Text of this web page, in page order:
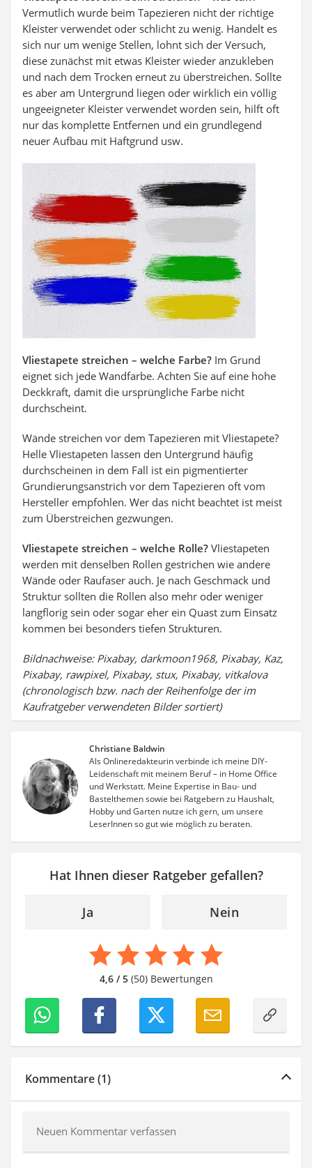
Vermutlich wurde beim Tapezieren nicht der richtige
Kleister verwendet oder schlicht zu wenig. Handelt es
sich nur um wenige Stellen, lohnt sich der Versuch,
diese zunächst mit etwas Kleister wieder anzukleben
und nach dem Trocken erneut zu überstreichen. Sollte
es aber am Untergrund liegen oder wirklich ein völlig
ungeeigneter Kleister verwendet worden sein, hilft oft
nur das komplette Entfernen und ein grundlegend
neuer Aufbau mit Haftgrund usw.
Vliestapete streichen – welche Farbe? Im Grund
eignet sich jede Wandfarbe. Achten Sie auf eine hohe
Deckkraft, damit die ursprüngliche Farbe nicht
durchscheint.
Wände streichen vor dem Tapezieren mit Vliestapete?
Helle Vliestapeten lassen den Untergrund häufig
durchscheinen in dem Fall ist ein pigmentierter
Grundierungsanstrich vor dem Tapezieren oft vom
Hersteller empfohlen. Wer das nicht beachtet ist meist
zum Überstreichen gezwungen.
Vliestapete streichen – welche Rolle? Vliestapeten
werden mit denselben Rollen gestrichen wie andere
Wände oder Raufaser auch. Je nach Geschmack und
Struktur sollten die Rollen also mehr oder weniger
langflorig sein oder sogar eher ein Quast zum Einsatz
kommen bei besonders tiefen Strukturen.
Bildnachweise: Pixabay, darkmoon1968, Pixabay, Kaz,
Pixabay, rawpixel, Pixabay, stux, Pixabay, vitkalova
(chronologisch bzw. nach der Reihenfolge der im
Kaufratgeber verwendeten Bilder sortiert)
Christiane Baldwin
Als Onlineredakteurin verbinde ich meine DIY-
Leidenschaft mit meinem Beruf – in Home Office
und Werkstatt. Meine Expertise in Bau- und
Bastelthemen sowie bei Ratgebern zu Haushalt,
Hobby und Garten nutze ich gern, um unsere
LeserInnen so gut wie möglich zu beraten.
Hat Ihnen dieser Ratgeber gefallen?
Ja Nein
4,6 / 5(50) Bewertungen
Kommentare (1)
Neuen Kommentar verfassen